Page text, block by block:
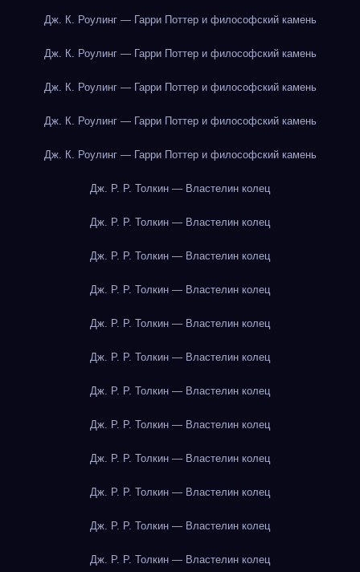
Дж. К. Роулинг — Гарри Поттер и философский камень
Дж. К. Роулинг — Гарри Поттер и философский камень
Дж. К. Роулинг — Гарри Поттер и философский камень
Дж. К. Роулинг — Гарри Поттер и философский камень
Дж. К. Роулинг — Гарри Поттер и философский камень
Дж. Р. Р. Толкин — Властелин колец
Дж. Р. Р. Толкин — Властелин колец
Дж. Р. Р. Толкин — Властелин колец
Дж. Р. Р. Толкин — Властелин колец
Дж. Р. Р. Толкин — Властелин колец
Дж. Р. Р. Толкин — Властелин колец
Дж. Р. Р. Толкин — Властелин колец
Дж. Р. Р. Толкин — Властелин колец
Дж. Р. Р. Толкин — Властелин колец
Дж. Р. Р. Толкин — Властелин колец
Дж. Р. Р. Толкин — Властелин колец
Дж. Р. Р. Толкин — Властелин колец